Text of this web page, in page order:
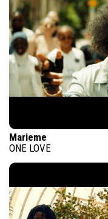
Marieme
ONE LOVE